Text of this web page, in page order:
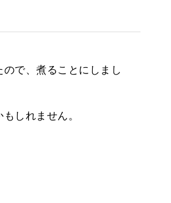
で、煮ることにしまし
しれません。